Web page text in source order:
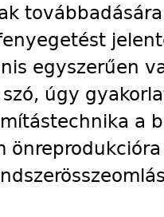
egyszerűen
úgy
a